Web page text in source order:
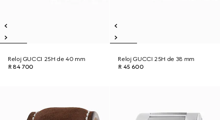
Reloj GUCCI 25H de 40 mm
R 84 700
Reloj GUCCI 25H de 38 mm
R 45 600